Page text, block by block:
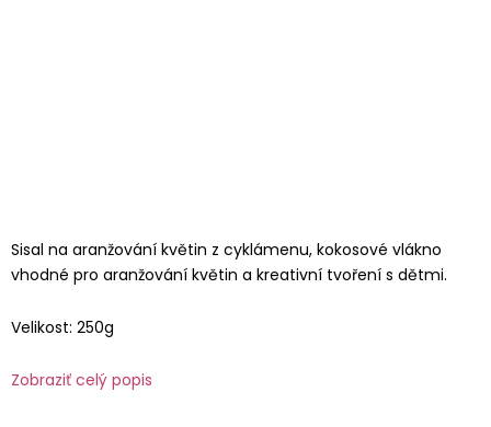
Sisal na aranžování květin z cyklámenu, kokosové vlákno
vhodné pro aranžování květin a kreativní tvoření s dětmi.
Velikost: 250g
Zobraziť celý popis